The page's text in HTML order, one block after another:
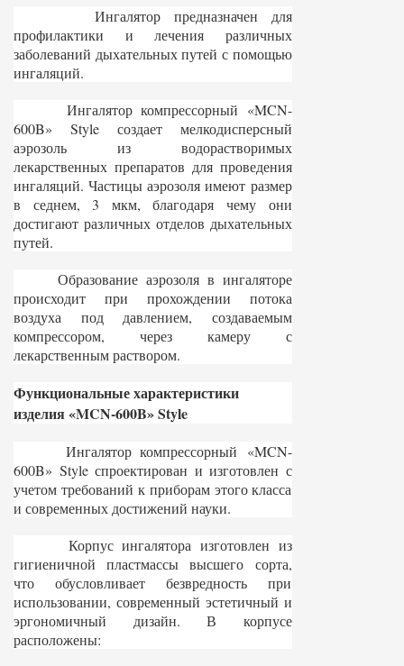
Ингалятор предназначен для
профилактики и лечения различных
заболеваний дыхательных путей с помощью
ингаляций.
Ингалятор компрессорный «MCN-
600B» Style создает мелкодисперсный
аэрозоль из водорастворимых
лекарственных препаратов для проведения
ингаляций. Частицы аэрозоля имеют размер
в седнем, 3 мкм, благодаря чему они
достигают различных отделов дыхательных
путей.
Образование аэрозоля в ингаляторе
происходит при прохождении потока
воздуха под давлением, создаваемым
компрессором, через камеру с
лекарственным раствором.
Функциональные характеристики
изделия «MCN-600B» Style
Ингалятор компрессорный «MCN-
600B» Style спроектирован и изготовлен с
учетом требований к приборам этого класса
и современных достижений науки.
Корпус ингалятора изготовлен из
гигиеничной пластмассы высшего сорта,
что обусловливает безвредность при
использовании, современный эстетичный и
эргономичный дизайн. В корпусе
расположены: